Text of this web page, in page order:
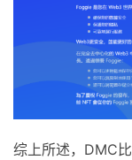
综上所述，DMC比